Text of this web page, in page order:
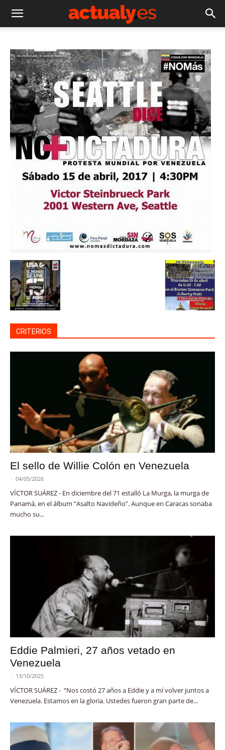
CRITERIOS
El sello de Willie Colón en Venezuela
- 04/05/2026
VÍCTOR SUÁREZ - En diciembre del 71 estalló La Murga, la murga de
Panamá, en el álbum “Asalto Navideño”. Aunque en Caracas sonaba
mucho su...
Eddie Palmieri, 27 años vetado en
Venezuela
- 13/10/2025
VÍCTOR SUÁREZ - “Nos costó 27 años a Eddie y a mí volver juntos a
Venezuela. Estamos en la gloria. Ustedes fueron gran parte de...